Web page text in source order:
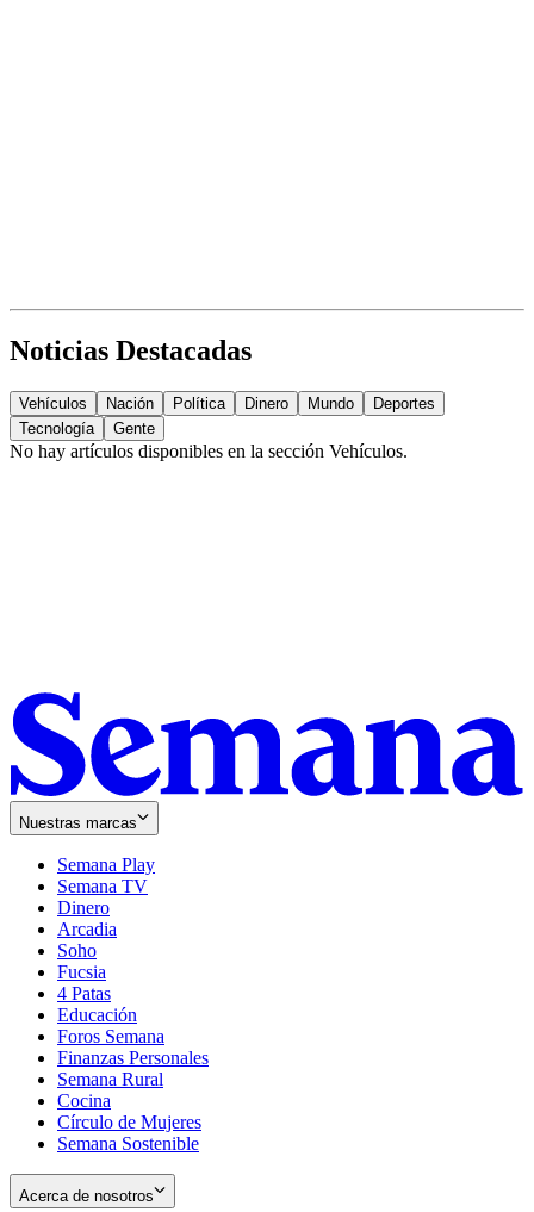
Noticias Destacadas
Vehículos Nación Política Dinero Mundo
Deportes
Tecnología
Gente
No hay artículos disponibles en la sección Vehículos.
Nuestras marcas
Semana Play
Semana TV
Dinero
Arcadia
Soho
in
new
window
Fucsia
in
new
window
4 Patas
Educación
Foros Semana
Finanzas Personales
Semana Rural
Cocina
Círculo de Mujeres
Semana Sostenible
Acerca de nosotros